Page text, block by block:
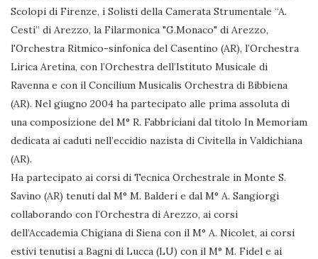
Scolopi di Firenze, i Solisti della Camerata Strumentale “A.
Cesti” di Arezzo, la Filarmonica "G.Monaco" di Arezzo,
l'Orchestra Ritmico-sinfonica del Casentino (AR), l’Orchestra
Lirica Aretina, con l’Orchestra dell’Istituto Musicale di
Ravenna e con il Concilium Musicalis Orchestra di Bibbiena
(AR). Nel giugno 2004 ha partecipato alle prima assoluta di
una composizione del M° R. Fabbriciani dal titolo In Memoriam
dedicata ai caduti nell’eccidio nazista di Civitella in Valdichiana
(AR).
Ha partecipato ai corsi di Tecnica Orchestrale in Monte S.
Savino (AR) tenuti dal M° M. Balderi e dal M° A. Sangiorgi
collaborando con l’Orchestra di Arezzo, ai corsi
dell’Accademia Chigiana di Siena con il M° A. Nicolet, ai corsi
estivi tenutisi a Bagni di Lucca (LU) con il M° M. Fidel e ai